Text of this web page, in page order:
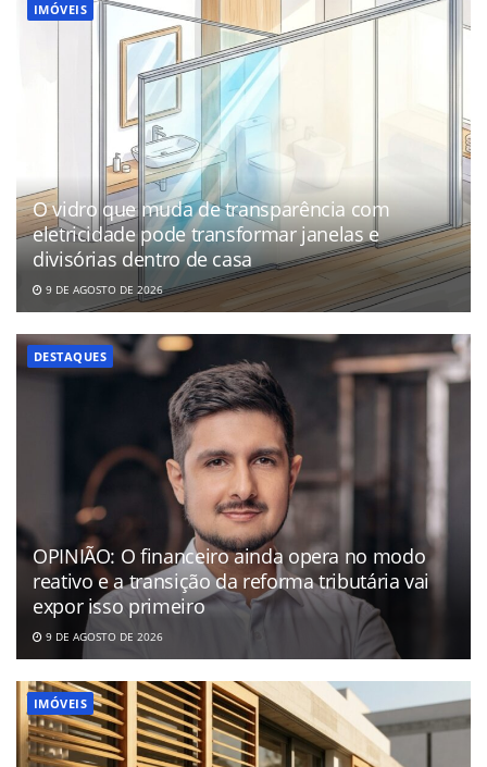
IMÓVEIS
O vidro que muda de transparência com
eletricidade pode transformar janelas e
divisórias dentro de casa
9 DE AGOSTO DE 2026
DESTAQUES
OPINIÃO: O financeiro ainda opera no modo
reativo e a transição da reforma tributária vai
expor isso primeiro
9 DE AGOSTO DE 2026
IMÓVEIS